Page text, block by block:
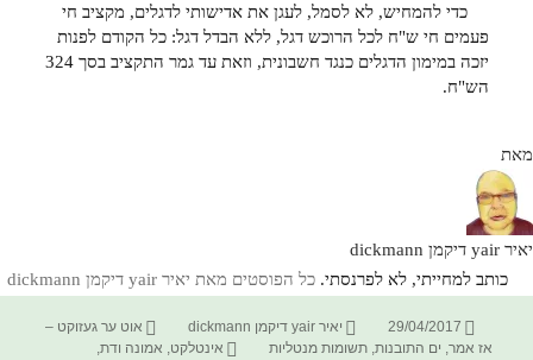
כדי להמחיש, לא לסמל, לעגן את אדישותי לדגלים, מקציב חי
פעמים חי ש"ח לכל הרוכש דגל, ללא הבדל דגל: כל הקודם לפנות
יזכה במימון הדגלים כנגד חשבונית, וזאת עד גמר התקציב בסך 324
הש"ח.
מאת
יאיר yair דיקמן dickmann
כותב למחייתי, לא לפרנסתי. כל הפוסטים מאת יאיר yair דיקמן dickmann‏
פורסם
בתאריך
29/04/2017 מחבר
יאיר yair דיקמן dickmann קטגוריות
אוט ער געזוקט –
אז אמר, ים התובנות,תשומות מנטליות תגיות
אינטלקט, אמונה ודת,